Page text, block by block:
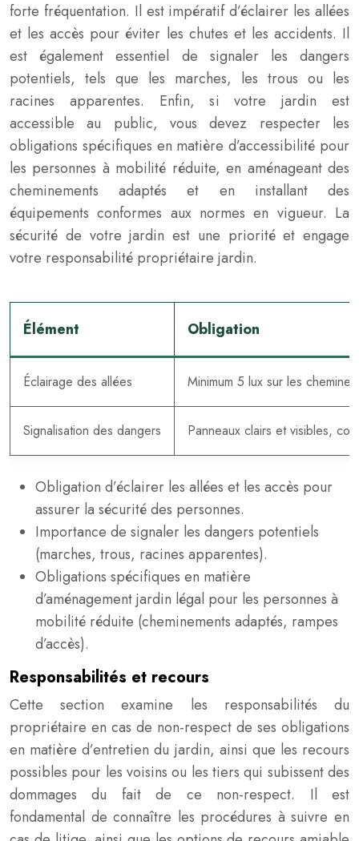
forte fréquentation. Il est impératif d’éclairer les allées
et les accès pour éviter les chutes et les accidents. Il
est également essentiel de signaler les dangers
potentiels, tels que les marches, les trous ou les
racines apparentes. Enfin, si votre jardin est
accessible au public, vous devez respecter les
obligations spécifiques en matière d’accessibilité pour
les personnes à mobilité réduite, en aménageant des
cheminements adaptés et en installant des
équipements conformes aux normes en vigueur. La
sécurité de votre jardin est une priorité et engage
votre responsabilité propriétaire jardin.
Élément Obligation
Éclairage des allées Minimum 5 lux sur les
Signalisation des dangers Panneaux clairs et visibles,
Obligation d’éclairer les allées et les accès pour
assurer la sécurité des personnes.
Importance de signaler les dangers potentiels
(marches, trous, racines apparentes).
Obligations spécifiques en matière
d’aménagement jardin légal pour les personnes à
mobilité réduite (cheminements adaptés, rampes
d’accès).
Responsabilités et recours
Cette section examine les responsabilités du
propriétaire en cas de non-respect de ses obligations
en matière d’entretien du jardin, ainsi que les recours
possibles pour les voisins ou les tiers qui subissent des
dommages du fait de ce non-respect. Il est
fondamental de connaître les procédures à suivre en